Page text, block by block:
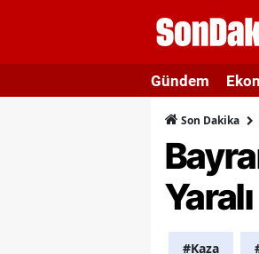
Gündem
Son Dakika
Yaralı
#Kaza